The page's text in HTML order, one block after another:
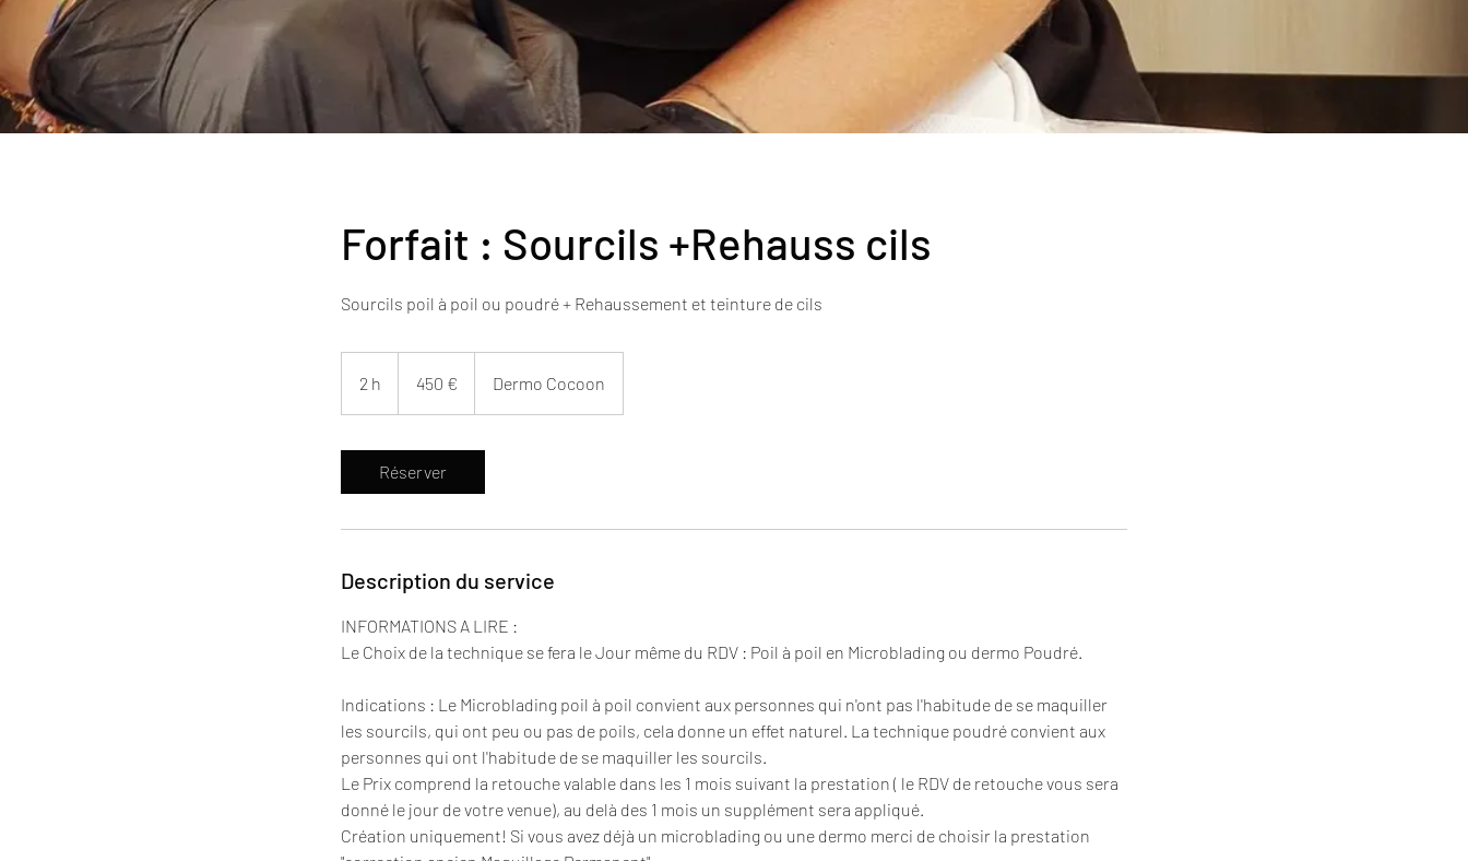
Forfait : Sourcils +Rehauss cils
Sourcils poil à poil ou poudré + Rehaussement et teinture de cils
2 h
h
450 € Dermo Cocoon
Réserver
Description du service
INFORMATIONS A LIRE :
Le Choix de la technique se fera le Jour même du RDV : Poil à poil en Microblading ou dermo Poudré.
Indications : Le Microblading poil à poil convient aux personnes qui n'ont pas l'habitude de se maquiller
les sourcils, qui ont peu ou pas de poils, cela donne un effet naturel. La technique poudré convient aux
personnes qui ont l'habitude de se maquiller les sourcils.
Le Prix comprend la retouche valable dans les 1 mois suivant la prestation ( le RDV de retouche vous sera
donné le jour de votre venue), au delà des 1 mois un supplément sera appliqué.
Création uniquement! Si vous avez déjà un microblading ou une dermo merci de choisir la prestation